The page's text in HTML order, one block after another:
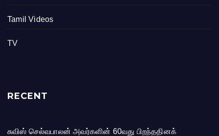
Tamil Videos
TV
RECENT
சுவிஸ் செல்வபாலன் அவர்களின் 60வது பிறந்ததினக்